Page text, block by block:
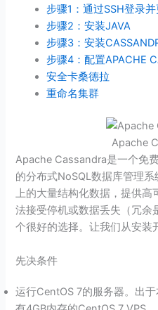
步骤1：通过SSH登录
步骤2：安装JAVA
步骤3：安装
步骤4：配置APACHE
安全卡桑德拉
重命名集群
Apache
Apache Cassandra是一个免
的分布式NoSQL数据库管理
上的大量结构化数据，提供高
法接受停机或数据丢失（冗余
个很好的选择。让我们从安装
先决条件
运行CentOS 7的服务器。出